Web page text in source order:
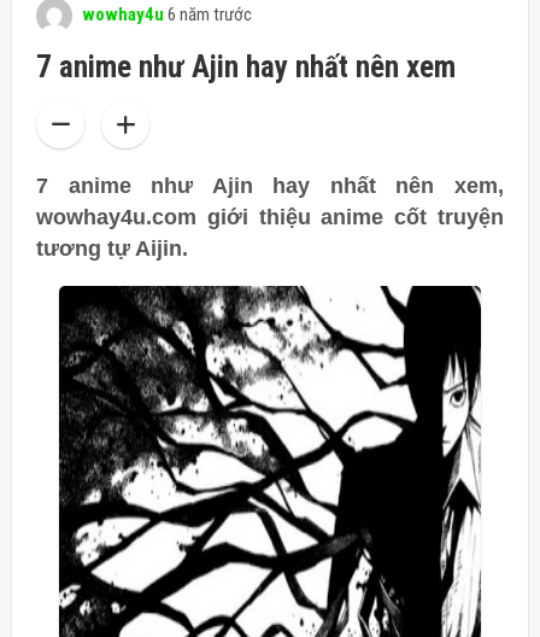
wowhay4u 6 năm trước
7 anime như Ajin hay nhất nên xem
7 anime như Ajin hay nhất nên xem,
wowhay4u.com giới thiệu anime cốt truyện
tương tự Aijin.